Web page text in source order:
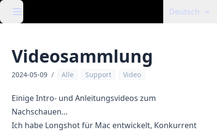
Deutsch
Videosammlung
2024-05-09 / Alle Support Video
Einige Intro- und Anleitungsvideos zum
Nachschauen…
Ich habe Longshot für Mac entwickelt, Konkurrent